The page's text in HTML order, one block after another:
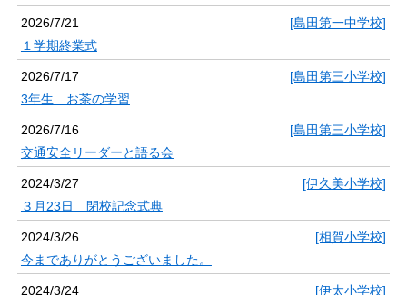
2026/7/21
[島田第一中学校]
１学期終業式
2026/7/17
[島田第三小学校]
3年生 お茶の学習
2026/7/16
[島田第三小学校]
交通安全リーダーと語る会
2024/3/27
[伊久美小学校]
３月23日 閉校記念式典
2024/3/26
[相賀小学校]
今までありがとうございました。
2024/3/24
[伊太小学校]